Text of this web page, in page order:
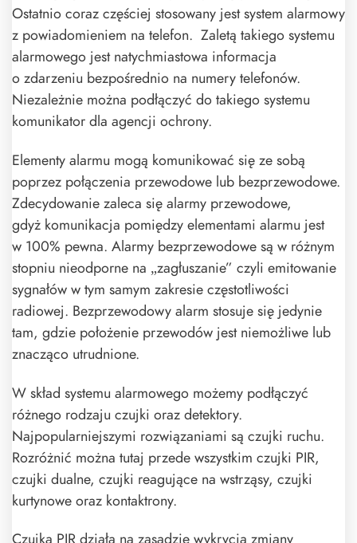
Ostatnio coraz częściej stosowany jest system alarmowy
z powiadomieniem na telefon. Zaletą takiego systemu
alarmowego jest natychmiastowa informacja
o zdarzeniu bezpośrednio na numery telefonów.
Niezależnie można podłączyć do takiego systemu
komunikator dla agencji ochrony.
Elementy alarmu mogą komunikować się ze sobą
poprzez połączenia przewodowe lub bezprzewodowe.
Zdecydowanie zaleca się alarmy przewodowe,
gdyż komunikacja pomiędzy elementami alarmu jest
w 100% pewna. Alarmy bezprzewodowe są w różnym
stopniu nieodporne na „zagłuszanie” czyli emitowanie
sygnałów w tym samym zakresie częstotliwości
radiowej. Bezprzewodowy alarm stosuje się jedynie
tam, gdzie położenie przewodów jest niemożliwe lub
znacząco utrudnione.
W skład systemu alarmowego możemy podłączyć
różnego rodzaju czujki oraz detektory.
Najpopularniejszymi rozwiązaniami są czujki ruchu.
Rozróżnić można tutaj przede wszystkim czujki PIR,
czujki dualne, czujki reagujące na wstrząsy, czujki
kurtynowe oraz kontaktrony.
Czujka PIR działa na zasadzie wykrycia zmiany